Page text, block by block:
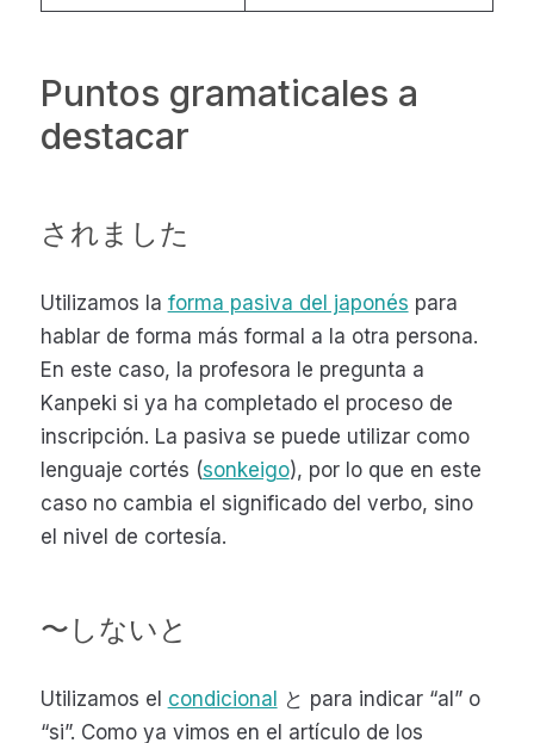
Puntos gramaticales a
destacar
されました
Utilizamos la forma pasiva del japonés para
hablar de forma más formal a la otra persona.
En este caso, la profesora le pregunta a
Kanpeki si ya ha completado el proceso de
inscripción. La pasiva se puede utilizar como
lenguaje cortés (sonkeigo), por lo que en este
caso no cambia el significado del verbo, sino
el nivel de cortesía.
〜しないと
Utilizamos el condicional
と para indicar “al” o
“si”. Como ya vimos en el artículo de los